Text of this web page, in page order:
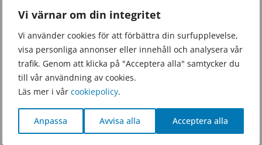
Vi värnar om din integritet
Vi använder cookies för att förbättra din surfupplevelse,
visa personliga annonser eller innehåll och analysera vår
trafik. Genom att klicka på "Acceptera alla" samtycker du
till vår användning av cookies.
Läs mer i vår cookiepolicy.
Anpassa Avvisa alla Acceptera alla
januari 2026
september 2025
juni 2025
februari 2025
juli 2024
april 2024